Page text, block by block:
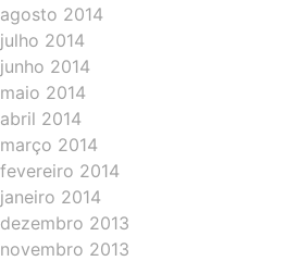
agosto 2014
julho 2014
junho 2014
maio 2014
abril 2014
março 2014
fevereiro 2014
janeiro 2014
dezembro 2013
novembro 2013